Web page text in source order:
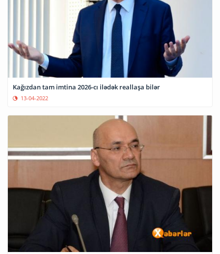
Kağızdan tam imtina 2026-cı ilədək reallaşa bilər
13-04-2022